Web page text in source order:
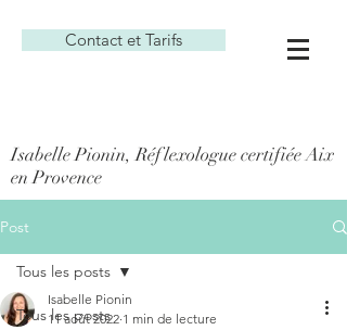
Contact et Tarifs
Isabelle Pionin, Réflexologue certifiée Aix
en Provence
Post
Tous les posts
Tous les posts
Isabelle Pionin
11 août 2022 1 min de lecture